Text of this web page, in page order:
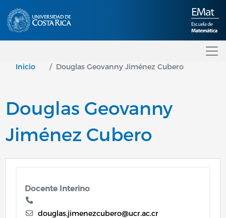
Inicio Douglas Geovanny Jiménez Cubero
Douglas Geovanny
Jiménez Cubero
Docente Interino
douglas.jimenezcubero@ucr.ac.cr